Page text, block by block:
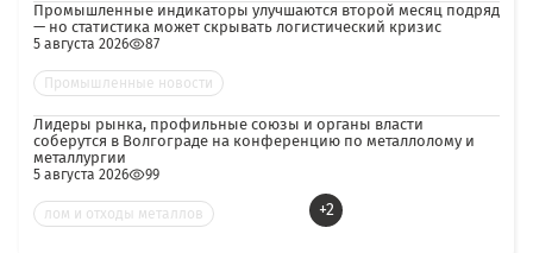
Промышленные индикаторы улучшаются второй месяц подряд
— но статистика может скрывать логистический кризис
5 августа 2026 87
Промышленные новости
Лидеры рынка, профильные союзы и органы власти
соберутся в Волгограде на конференцию по металлолому и
металлургии
5 августа 2026 99
лом и отходы металлов +2